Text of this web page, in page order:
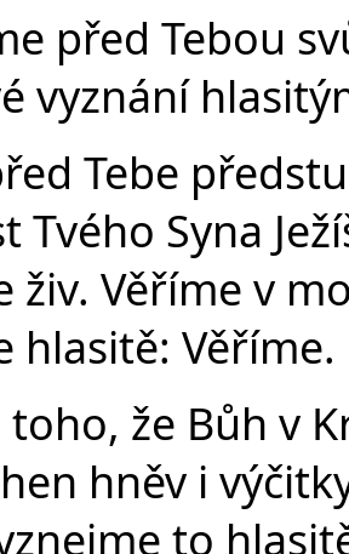
před Tebou
vyznání
Tebe
Tvého Syna
živ. Věříme v
hlasitě: Věříme.
toho, že Bůh v
hněv i
to